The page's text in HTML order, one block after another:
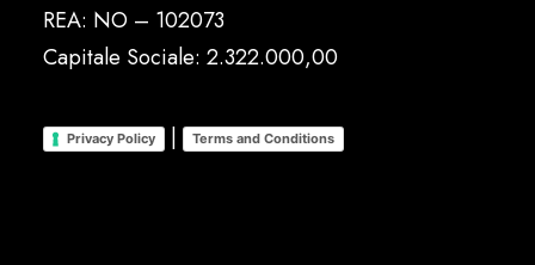
REA: NO – 102073
Capitale Sociale: 2.322.000,00
Privacy Policy | Terms and Conditions